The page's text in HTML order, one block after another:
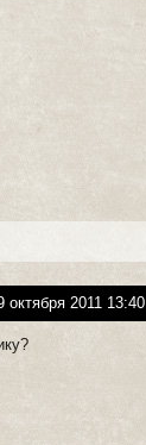
октября 2011 13:40